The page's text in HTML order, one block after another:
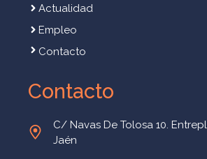
Actualidad
Empleo
Contacto
Contacto
C/ Navas De Tolosa 10.
Jaén